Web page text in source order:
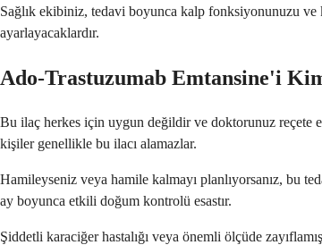
Sağlık ekibiniz, tedavi boyunca kalp fonksiyonunuzu
ayarlayacaklardır.
Ado-Trastuzumab Emtansine'i
Bu ilaç herkes için uygun değildir ve doktorunuz reçete
kişiler genellikle bu ilacı alamazlar.
Hamileyseniz veya hamile kalmayı planlıyorsanız, bu
ay boyunca etkili doğum kontrolü esastır.
Şiddetli karaciğer hastalığı veya önemli ölçüde